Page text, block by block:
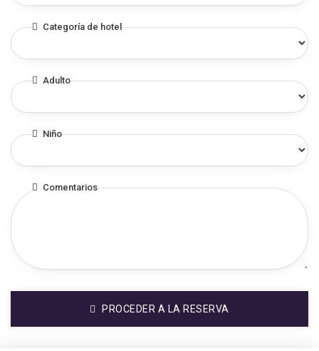
Categoría de hotel
Adulto
Niño
Comentarios
PROCEDER A LA RESERVA